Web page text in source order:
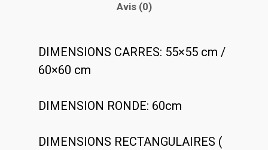
Avis (0)
DIMENSIONS CARRES: 55×55 cm /
60×60 cm
DIMENSION RONDE: 60cm
DIMENSIONS RECTANGULAIRES (